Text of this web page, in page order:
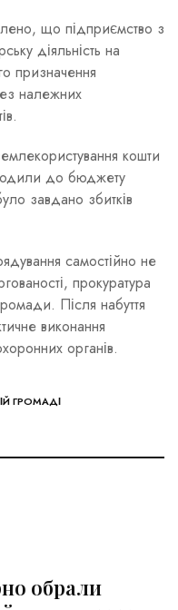
що підприємство з
діяльність на
призначення
належних
кошти
до бюджету
завдано збитків
самостійно не
прокуратура
Після набуття
виконання
органів.
ГРОМАДІ
обрали